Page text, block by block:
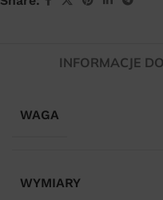
INFORMACJE
WAGA
WYMIARY